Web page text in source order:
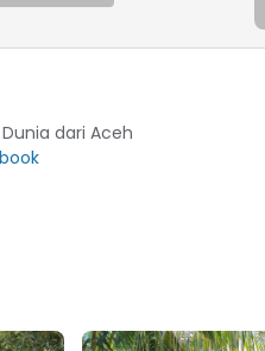
dari Aceh